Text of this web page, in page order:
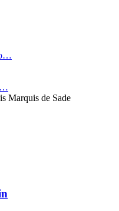
Marquis de Sade